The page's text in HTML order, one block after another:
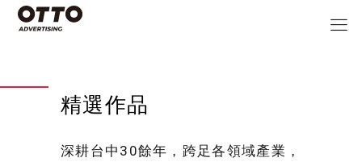
精選作品
深耕台中30餘年，跨足各領域產業，